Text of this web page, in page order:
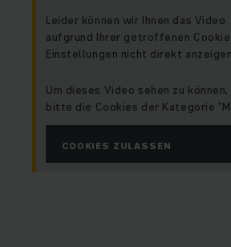
Leider können wir Ihnen das Video
aufgrund Ihrer getroffenen
Einstellungen nicht direkt
Um dieses Video sehen zu
bitte die Cookies der Kategorie
COOKIES ZULASSEN